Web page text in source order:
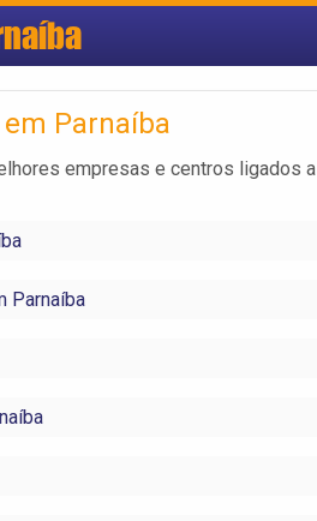
Parnaíba
empresas e centros ligados a
Parnaíba